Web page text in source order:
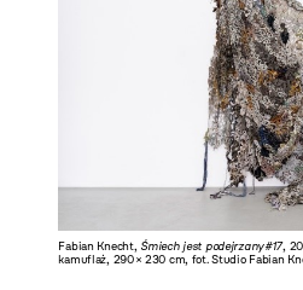
Fabian Knecht, Śmiech jest podejrzany#17,
kamuflaż, 290 × 230 cm, fot. Studio Fabian